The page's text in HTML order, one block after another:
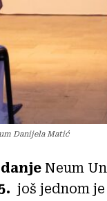
Danijela Matić
Neum
još jednom